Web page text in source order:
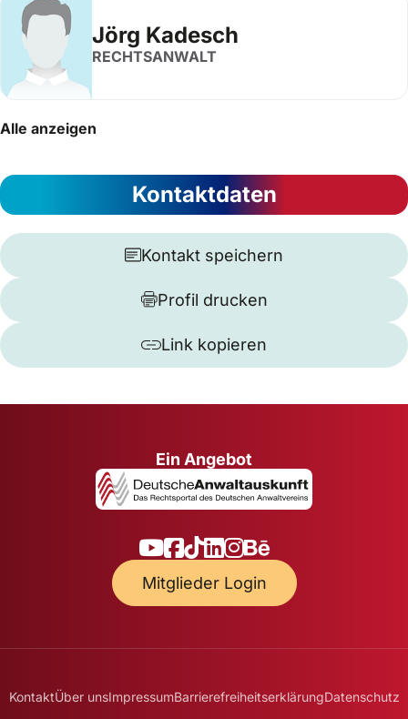
Jörg Kadesch
RECHTSANWALT
Alle anzeigen
Kontaktdaten
Kontakt speichern
Profil drucken
Link kopieren
Ein Angebot
Mitglieder Login
KontaktÜber unsImpressumBarrierefreiheitserklärungDatenschutz